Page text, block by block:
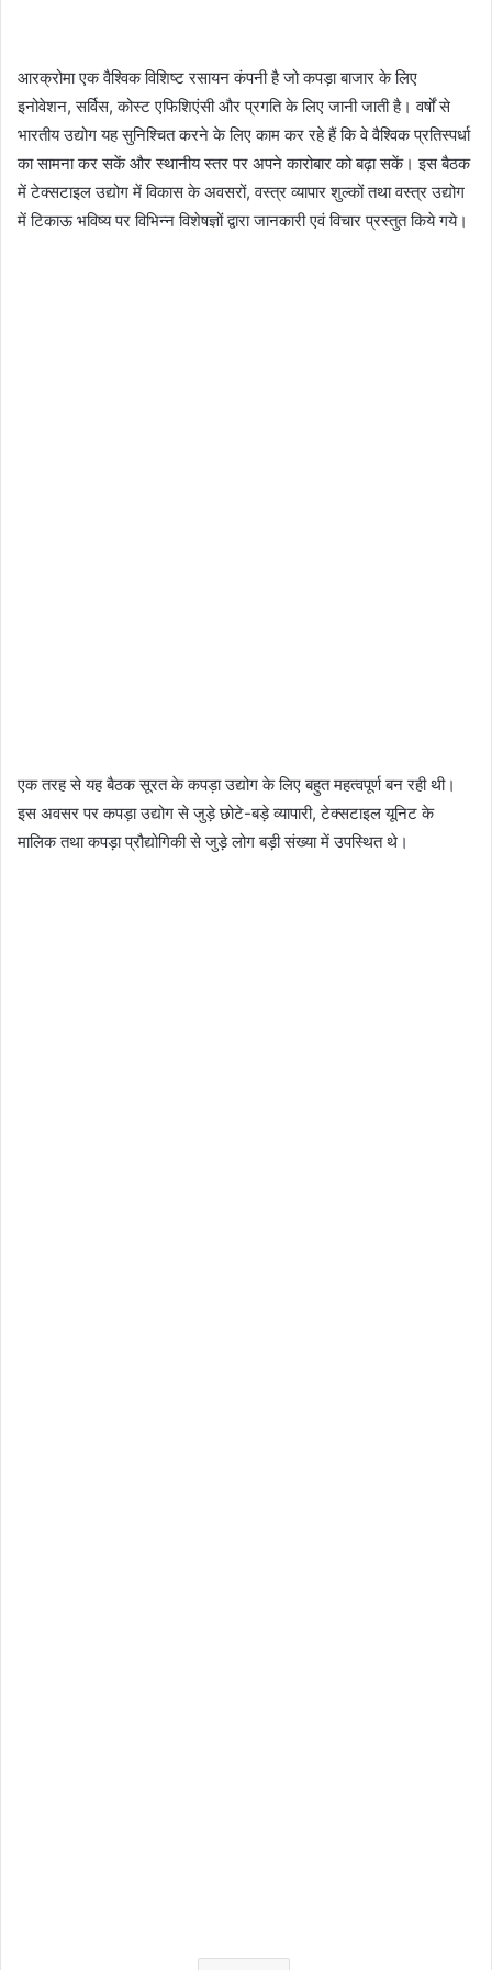
आरक्रोमा एक वैश्विक विशिष्ट रसायन कंपनी है जो कपड़ा बाजार के लिए
इनोवेशन, सर्विस, कोस्ट एफिशिएंसी और प्रगति के लिए जानी जाती है। वर्षों से
भारतीय उद्योग यह सुनिश्चित करने के लिए काम कर रहे हैं कि वे वैश्विक प्रतिस्पर्धा
का सामना कर सकें और स्थानीय स्तर पर अपने कारोबार को बढ़ा सकें। इस बैठक
में टेक्सटाइल उद्योग में विकास के अवसरों, वस्त्र व्यापार शुल्कों तथा वस्त्र उद्योग
में टिकाऊ भविष्य पर विभिन्न विशेषज्ञों द्वारा जानकारी एवं विचार प्रस्तुत किये गये।
एक तरह से यह बैठक सूरत के कपड़ा उद्योग के लिए बहुत महत्वपूर्ण बन रही थी।
इस अवसर पर कपड़ा उद्योग से जुड़े छोटे-बड़े व्यापारी, टेक्सटाइल यूनिट के
मालिक तथा कपड़ा प्रौद्योगिकी से जुड़े लोग बड़ी संख्या में उपस्थित थे।